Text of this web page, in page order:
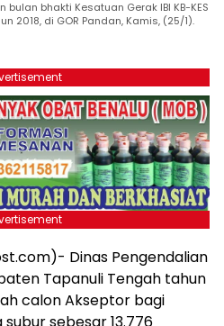
bhakti Kesatuan Gerak IBI KB-KES
2018, di GOR Pandan, Kamis, (25/1).
Dinas Pengendalian
Tapanuli Tengah tahun
calon Akseptor bagi